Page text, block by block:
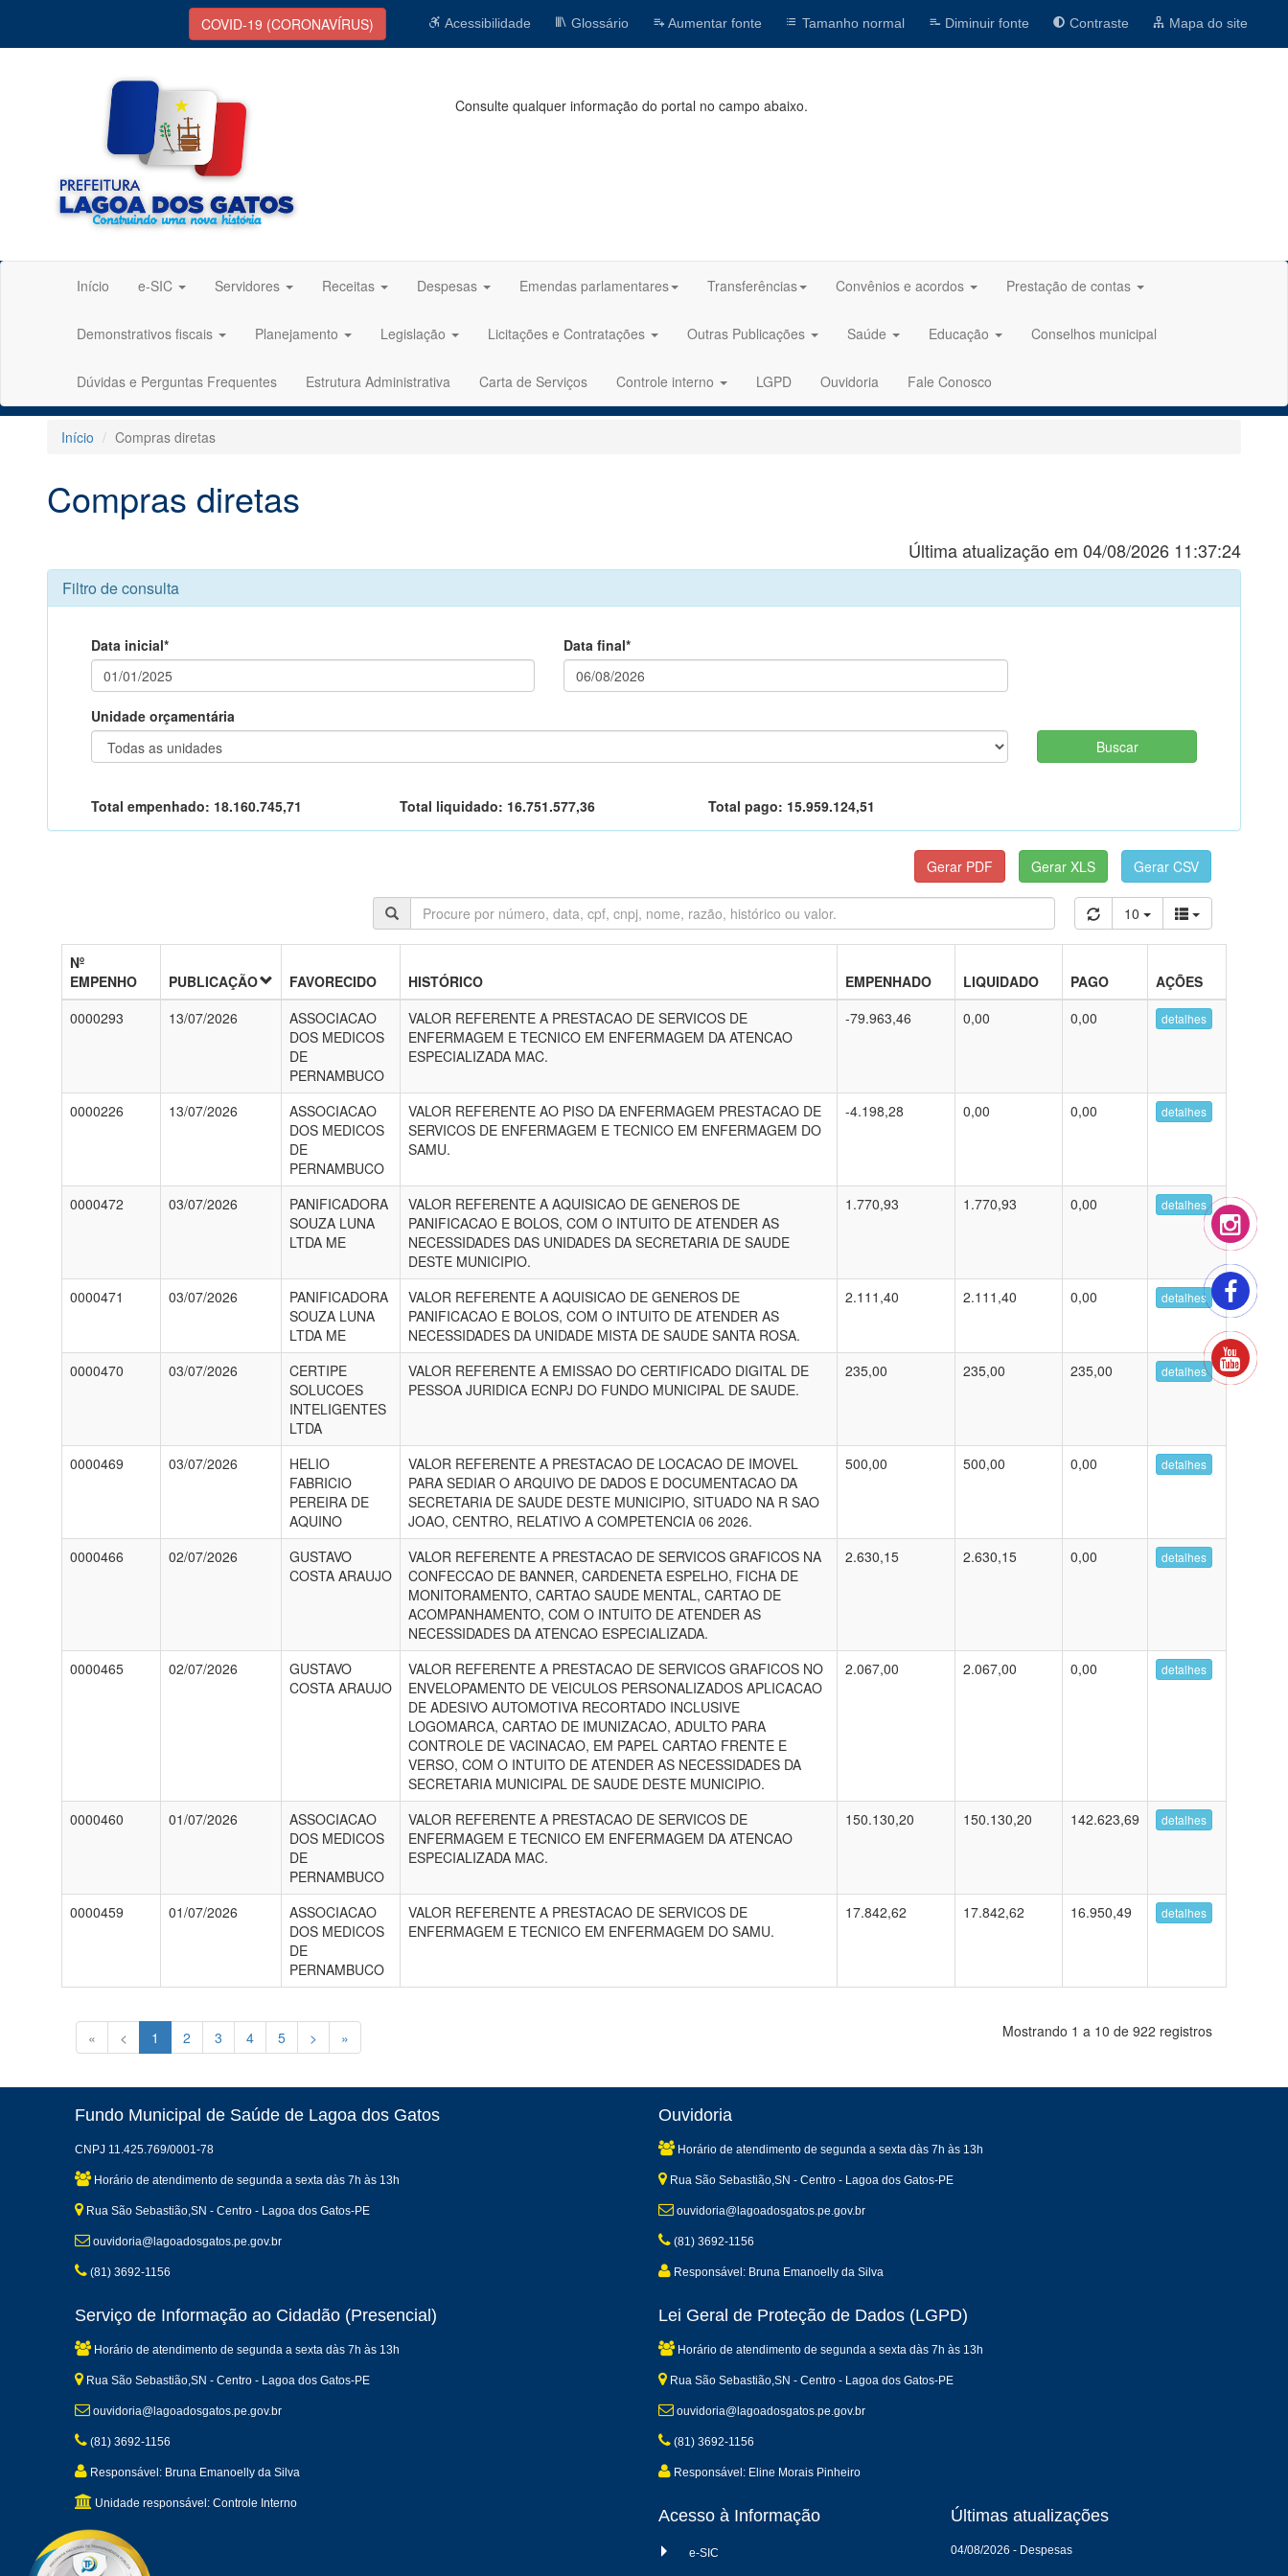
COVID-19 (CORONAVÍRUS) Acessibilidade Glossário Aumentar fonte Tamanho normal Diminuir fonte Contraste Mapa do site
Consulte qualquer informação do portal no campo abaixo.
Início e-SIC Servidores Receitas Despesas Emendas parlamentares Transferências Convênios e acordos Prestação de contas
Demonstrativos fiscais Planejamento Legislação Licitações e Contratações Outras Publicações Saúde Educação Conselhos municipal
Dúvidas e Perguntas Frequentes Estrutura Administrativa Carta de Serviços Controle interno LGPD Ouvidoria Fale Conosco
Início Compras diretas
Compras diretas
Última atualização em 04/08/2026 11:37:24
Filtro de consulta
Data inicial* Data final*
Unidade orçamentária
Total empenhado: 18.160.745,71 Total liquidado: 16.751.577,36 Total pago: 15.959.124,51
10
Nº
EMPENHO
PUBLICAÇÃO FAVORECIDO HISTÓRICO EMPENHADO LIQUIDADO PAGO
AÇÕES
0000293
13/07/2026
ASSOCIACAO
DOS MEDICOS
DE
PERNAMBUCO
VALOR REFERENTE A PRESTACAO DE SERVICOS DE
ENFERMAGEM E TECNICO EM ENFERMAGEM DA ATENCAO
ESPECIALIZADA MAC.
-79.963,46 0,00 0,00 detalhes
0000226 13/07/2026
ASSOCIACAO
DOS MEDICOS
DE
PERNAMBUCO
VALOR REFERENTE AO PISO DA ENFERMAGEM PRESTACAO DE
SERVICOS DE ENFERMAGEM E TECNICO EM ENFERMAGEM DO
SAMU.
-4.198,28 0,00 0,00 detalhes
0000472 03/07/2026
PANIFICADORA
SOUZA LUNA
LTDA ME
VALOR REFERENTE A AQUISICAO DE GENEROS DE
PANIFICACAO E BOLOS, COM O INTUITO DE ATENDER AS
NECESSIDADES DAS UNIDADES DA SECRETARIA DE SAUDE
DESTE MUNICIPIO.
1.770,93 1.770,93 0,00 detalhes
0000471 03/07/2026
PANIFICADORA
SOUZA LUNA
LTDA ME
VALOR REFERENTE A AQUISICAO DE GENEROS DE
PANIFICACAO E BOLOS, COM O INTUITO DE ATENDER AS
NECESSIDADES DA UNIDADE MISTA DE SAUDE SANTA ROSA.
2.111,40 2.111,40 0,00 detalhes
0000470 03/07/2026
CERTIPE
SOLUCOES
INTELIGENTES
LTDA
VALOR REFERENTE A EMISSAO DO CERTIFICADO DIGITAL DE
PESSOA JURIDICA ECNPJ DO FUNDO MUNICIPAL DE SAUDE.
235,00 235,00 235,00 detalhes
0000469 03/07/2026
HELIO
FABRICIO
PEREIRA DE
AQUINO
VALOR REFERENTE A PRESTACAO DE LOCACAO DE IMOVEL
PARA SEDIAR O ARQUIVO DE DADOS E DOCUMENTACAO DA
SECRETARIA DE SAUDE DESTE MUNICIPIO, SITUADO NA R SAO
JOAO, CENTRO, RELATIVO A COMPETENCIA 06 2026.
500,00 500,00 0,00 detalhes
0000466 02/07/2026
GUSTAVO
COSTA ARAUJO
VALOR REFERENTE A PRESTACAO DE SERVICOS GRAFICOS NA
CONFECCAO DE BANNER, CARDENETA ESPELHO, FICHA DE
MONITORAMENTO, CARTAO SAUDE MENTAL, CARTAO DE
ACOMPANHAMENTO, COM O INTUITO DE ATENDER AS
NECESSIDADES DA ATENCAO ESPECIALIZADA.
2.630,15 2.630,15 0,00 detalhes
0000465 02/07/2026
GUSTAVO
COSTA ARAUJO
VALOR REFERENTE A PRESTACAO DE SERVICOS GRAFICOS NO
ENVELOPAMENTO DE VEICULOS PERSONALIZADOS APLICACAO
DE ADESIVO AUTOMOTIVA RECORTADO INCLUSIVE
LOGOMARCA, CARTAO DE IMUNIZACAO, ADULTO PARA
CONTROLE DE VACINACAO, EM PAPEL CARTAO FRENTE E
VERSO, COM O INTUITO DE ATENDER AS NECESSIDADES DA
SECRETARIA MUNICIPAL DE SAUDE DESTE MUNICIPIO.
2.067,00 2.067,00 0,00 detalhes
0000460 01/07/2026
ASSOCIACAO
DOS MEDICOS
DE
PERNAMBUCO
VALOR REFERENTE A PRESTACAO DE SERVICOS DE
ENFERMAGEM E TECNICO EM ENFERMAGEM DA ATENCAO
ESPECIALIZADA MAC.
150.130,20 150.130,20 142.623,69 detalhes
0000459 01/07/2026
ASSOCIACAO
DOS MEDICOS
DE
PERNAMBUCO
VALOR REFERENTE A PRESTACAO DE SERVICOS DE
ENFERMAGEM E TECNICO EM ENFERMAGEM DO SAMU.
17.842,62 17.842,62 16.950,49 detalhes
« < 1 2 3 4 5 > » Mostrando 1 a 10 de 922 registros
Fundo Municipal de Saúde de Lagoa dos Gatos
CNPJ 11.425.769/0001-78
Horário de atendimento de segunda a sexta dàs 7h às 13h
Rua São Sebastião,SN - Centro - Lagoa dos Gatos-PE
ouvidoria@lagoadosgatos.pe.gov.br
(81) 3692-1156
Ouvidoria
Horário de atendimento de segunda a sexta dàs 7h às 13h
Rua São Sebastião,SN - Centro - Lagoa dos Gatos-PE
ouvidoria@lagoadosgatos.pe.gov.br
(81) 3692-1156
Responsável: Bruna Emanoelly da Silva
Serviço de Informação ao Cidadão (Presencial)
Horário de atendimento de segunda a sexta dàs 7h às 13h
Rua São Sebastião,SN - Centro - Lagoa dos Gatos-PE
ouvidoria@lagoadosgatos.pe.gov.br
(81) 3692-1156
Responsável: Bruna Emanoelly da Silva
Unidade responsável: Controle Interno
Lei Geral de Proteção de Dados (LGPD)
Horário de atendimento de segunda a sexta dàs 7h às 13h
Rua São Sebastião,SN - Centro - Lagoa dos Gatos-PE
ouvidoria@lagoadosgatos.pe.gov.br
(81) 3692-1156
Responsável: Eline Morais Pinheiro
Acesso à Informação
e-SIC
Últimas atualizações
04/08/2026 - Despesas